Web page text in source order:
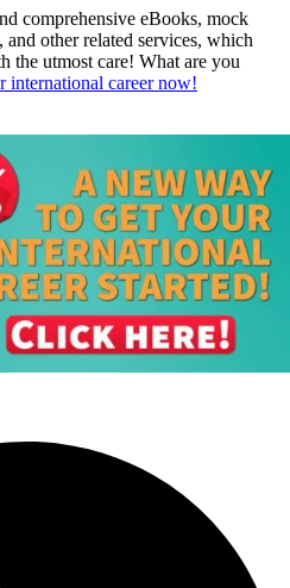
comprehensive eBooks, mock
other related services, which
the utmost care! What are you
international career now!